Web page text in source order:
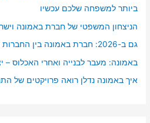
ביותר למשפחה שלכם עכשיו
הניצחון המשפטי של חברת באמונה
גם ב-2026: חברת באמונה בין החברות המובילות בענף הנדל״ן
באמונה: מעבר לבנייה ואחרי האכלוס –
איך באמונה נדלן רואה פרויקטים של